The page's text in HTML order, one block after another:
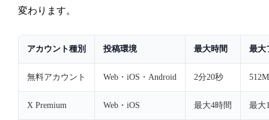
変わります。
アカウント種別 投稿環境 最大時間 最大
無料アカウント Web・iOS・Android 2分20秒
X Premium Web・iOS 最大4時間 最大